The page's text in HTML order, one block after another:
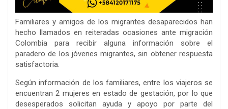
Familiares y amigos de los migrantes desaparecidos han
hecho llamados en reiteradas ocasiones ante migración
Colombia para recibir alguna información sobre el
paradero de los jóvenes migrantes, sin obtener respuesta
satisfactoria.
Según información de los familiares, entre los viajeros se
encuentran 2 mujeres en estado de gestación, por lo que
desesperados solicitan ayuda y apoyo por parte del